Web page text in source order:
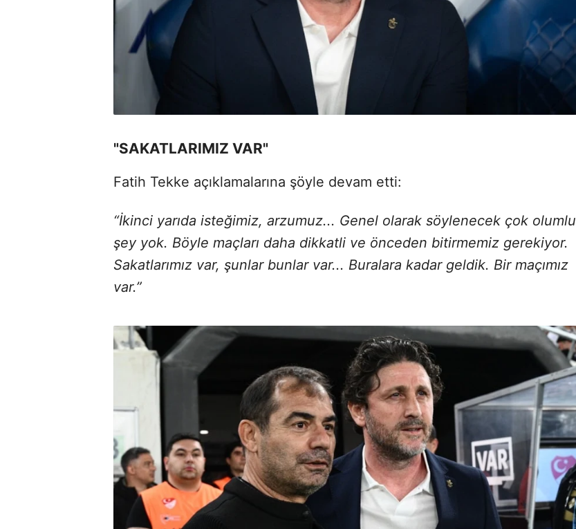
"SAKATLARIMIZ VAR"
Fatih Tekke açıklamalarına şöyle devam etti:
“İkinci yarıda isteğimiz, arzumuz... Genel olarak söylenecek çok olumlu
şey yok. Böyle maçları daha dikkatli ve önceden bitirmemiz gerekiyor.
Sakatlarımız var, şunlar bunlar var... Buralara kadar geldik. Bir maçımız
var.”